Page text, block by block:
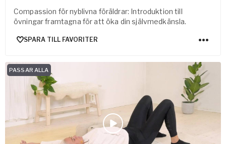
Compassion för nyblivna föräldrar: Introduktion till
övningar framtagna för att öka din självmedkänsla.
SPARA TILL FAVORITER
PASSAR ALLA